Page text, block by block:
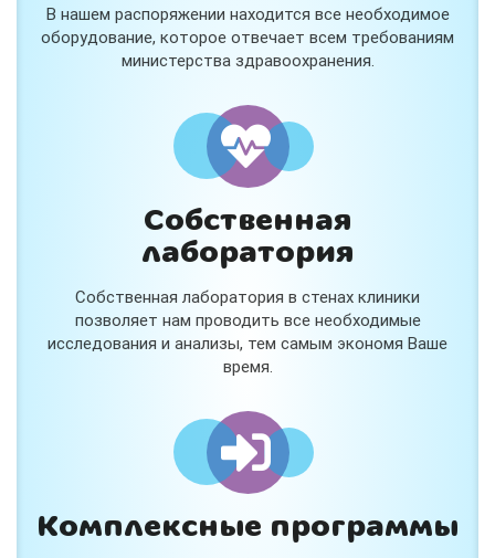
В нашем распоряжении находится все необходимое
оборудование, которое отвечает всем требованиям
министерства здравоохранения.
Собственная
лаборатория
Собственная лаборатория в стенах клиники
позволяет нам проводить все необходимые
исследования и анализы, тем самым экономя Ваше
время.
Комплексные программы
спортсменам и беременным женщинам.
Специальная цена — 3000 ₽.
и расскажем подробнее!
Нет, спасибо
Я согласен на обработкуперсональных данных
Работает наСтримвуд